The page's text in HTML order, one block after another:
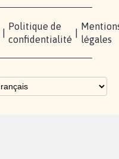
Politique de
confidentialité
légales